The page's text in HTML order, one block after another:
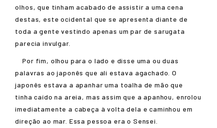
olhos, que tinham acabado de assistir a uma cena
destas, este ocidental que se apresenta diante de
toda a gente vestindo apenas um par de sarugata
parecia invulgar.
Por fim, olhou para o lado e disse uma ou duas
palavras ao japonês que ali estava agachado. O
japonês estava a apanhar uma toalha de mão que
tinha caído na areia, mas assim que a apanhou, enrolou
imediatamente a cabeça à volta dela e caminhou em
direção ao mar. Essa pessoa era o Sensei.